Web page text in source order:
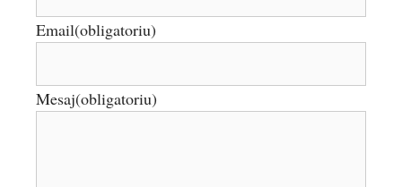
Email(obligatoriu)
Mesaj(obligatoriu)